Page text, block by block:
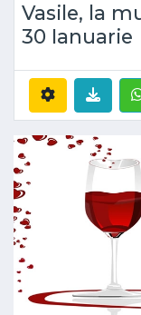
Vasile, la
30 Ianuarie